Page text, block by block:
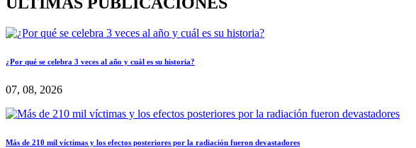
¿Por qué se celebra 3 veces al año y cuál es su historia?
07, 08, 2026
Más de 210 mil víctimas y los efectos posteriores por la radiación fueron devastadores